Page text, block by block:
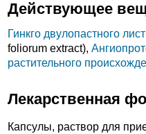
Действующее
Гинкго двулопастного
foliorum extract),
растительного
Лекарственная
Капсулы, раствор для